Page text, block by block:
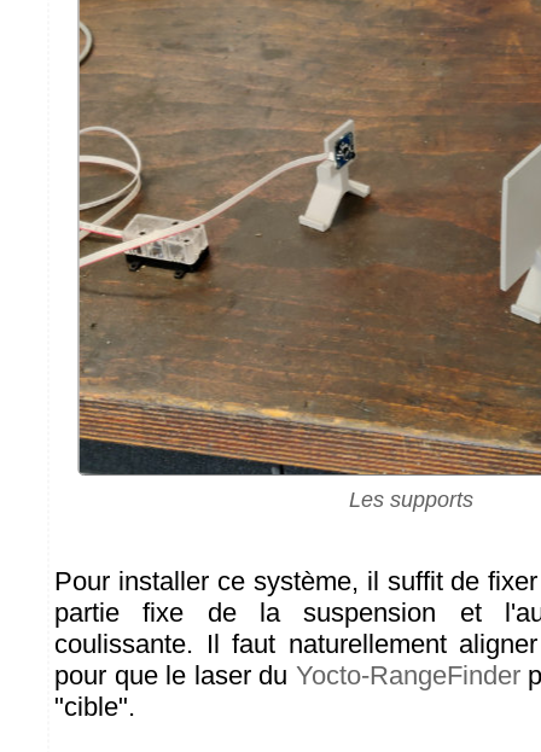
Les supports
Pour installer ce système, il suffit de
partie fixe de la suspension et
coulissante. Il faut naturellement
pour que le laser du Yocto-RangeFinder
"cible".